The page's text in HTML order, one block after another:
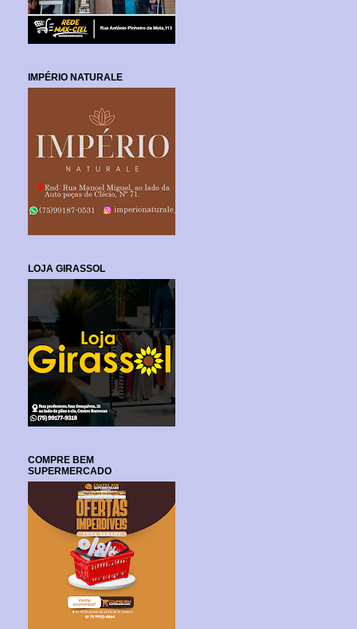
IMPÉRIO NATURALE
LOJA GIRASSOL
COMPRE BEM
SUPERMERCADO